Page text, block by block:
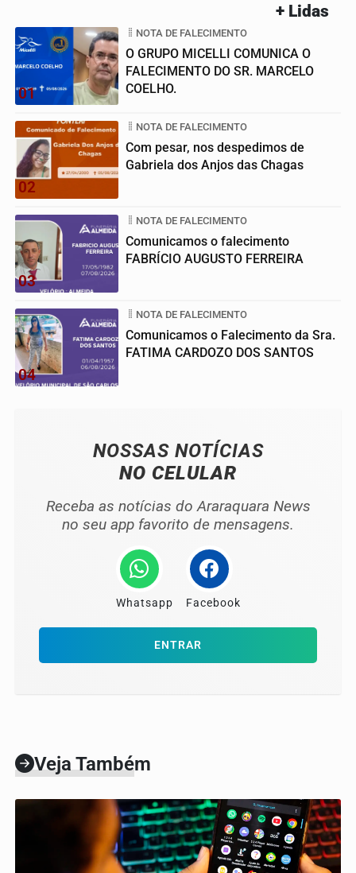
+ Lidas
01
NOTA DE FALECIMENTO
O GRUPO MICELLI COMUNICA O
FALECIMENTO DO SR. MARCELO
COELHO.
02
NOTA DE FALECIMENTO
Com pesar, nos despedimos de
Gabriela dos Anjos das Chagas
03
NOTA DE FALECIMENTO
Comunicamos o falecimento
FABRÍCIO AUGUSTO FERREIRA
04
NOTA DE FALECIMENTO
Comunicamos o Falecimento da Sra.
FATIMA CARDOZO DOS SANTOS
NOSSAS NOTÍCIAS
NO CELULAR
Receba as notícias do Araraquara News
no seu app favorito de mensagens.
Whatsapp Facebook
ENTRAR
Veja Também